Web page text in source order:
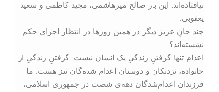
نیافتاده‌اند. این بار صالح میرهاشمی، مجید کاظمی و سعید
یعقوبی.
چند جانِ عزیز دیگر در همین روزها در انتظار اجرای حکم
نشسته‌اند؟
اعدام تنها گرفتنِ زندگیِ یک انسان نیست. گرفتنِ زندگیِ از
خانواده، نزدیکان و دوستان اعدام شده‌گان نیز هست. ما
فرزندان اعدام‌شدگان دهه‌ی شصت در جمهوری اسلامی،